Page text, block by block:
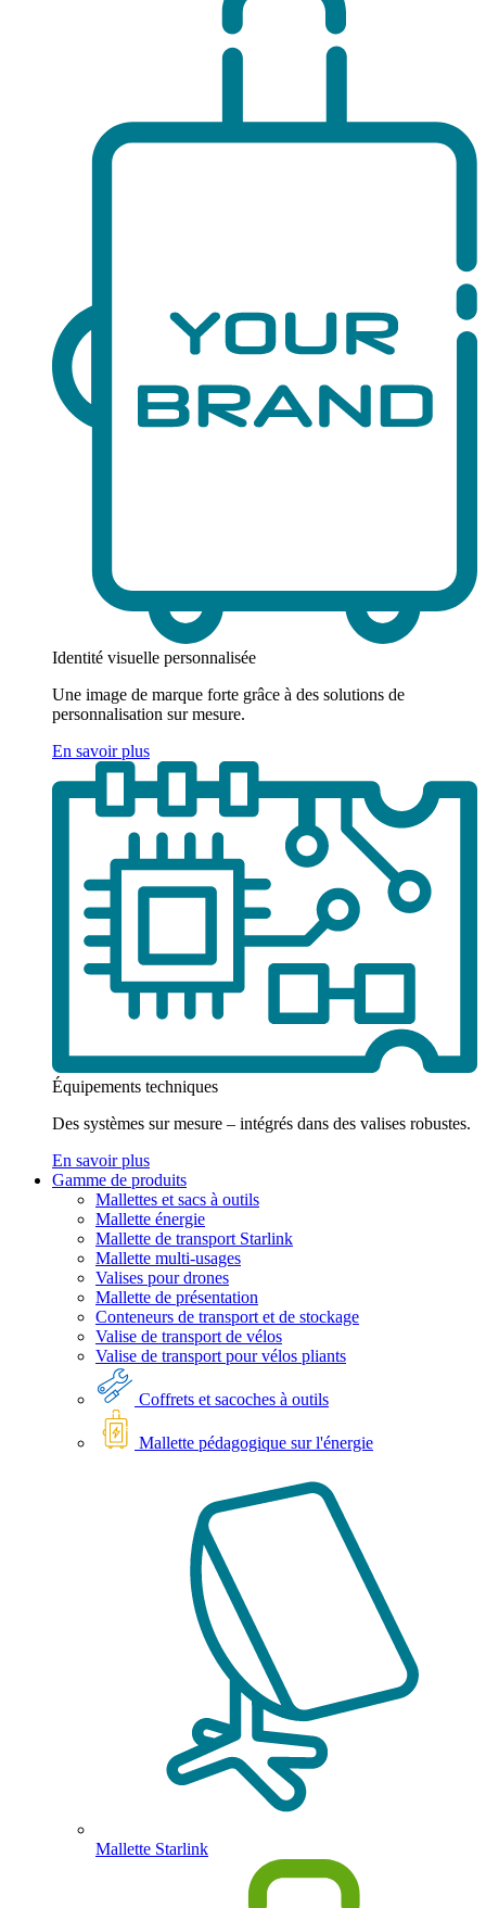
Identité visuelle personnalisée
Une image de marque forte grâce à des solutions de
personnalisation sur mesure.
En savoir plus
Équipements techniques
Des systèmes sur mesure – intégrés dans des valises robustes.
En savoir plus
Gamme de produits
Mallettes et sacs à outils
Mallette énergie
Mallette de transport Starlink
Mallette multi-usages
Valises pour drones
Mallette de présentation
Conteneurs de transport et de stockage
Valise de transport de vélos
Valise de transport pour vélos pliants
Coffrets et sacoches à outils
Mallette pédagogique sur l'énergie
Mallette Starlink